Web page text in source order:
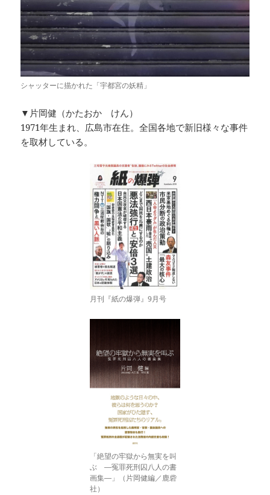
シャッターに描かれた「宇都宮の妖精」
▼片岡健（かたおか けん）
1971年生まれ、広島市在住。全国各地で新旧様々な事件
を取材している。
月刊『紙の爆弾』9月号
「絶望の牢獄から無実を叫
ぶ ―冤罪死刑囚八人の書
画集―」（片岡健編／鹿砦
社）